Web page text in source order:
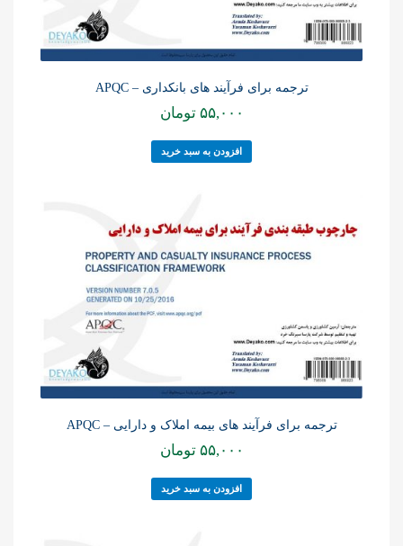
ترجمه برای فرآیند های بانکداری – APQC
۵۵,۰۰۰ تومان
افزودن به سبد خرید
ترجمه برای فرآیند های بیمه املاک و دارایی – APQC
۵۵,۰۰۰ تومان
افزودن به سبد خرید